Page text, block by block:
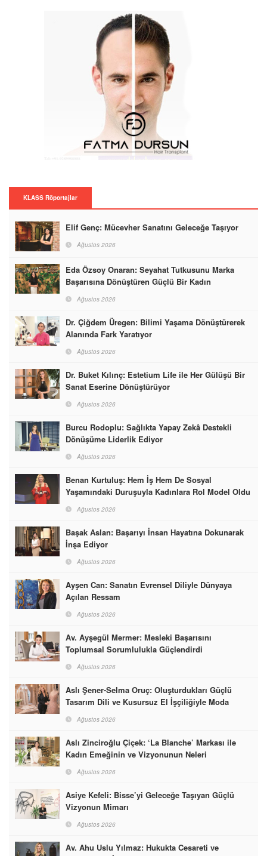
KLASS Röportajlar
Elif Genç: Mücevher Sanatını Geleceğe Taşıyor
Ağustos 2026
Eda Özsoy Onaran: Seyahat Tutkusunu Marka
Başarısına Dönüştüren Güçlü Bir Kadın
Ağustos 2026
Dr. Çiğdem Üregen: Bilimi Yaşama Dönüştürerek
Alanında Fark Yaratıyor
Ağustos 2026
Dr. Buket Kılınç: Estetium Life ile Her Gülüşü Bir
Sanat Eserine Dönüştürüyor
Ağustos 2026
Burcu Rodoplu: Sağlıkta Yapay Zekâ Destekli
Dönüşüme Liderlik Ediyor
Ağustos 2026
Benan Kurtuluş: Hem İş Hem De Sosyal
Yaşamındaki Duruşuyla Kadınlara Rol Model Oldu
Ağustos 2026
Başak Aslan: Başarıyı İnsan Hayatına Dokunarak
İnşa Ediyor
Ağustos 2026
Ayşen Can: Sanatın Evrensel Diliyle Dünyaya
Açılan Ressam
Ağustos 2026
Av. Ayşegül Mermer: Mesleki Başarısını
Toplumsal Sorumlulukla Güçlendirdi
Ağustos 2026
Aslı Şener-Selma Oruç: Oluşturdukları Güçlü
Tasarım Dili ve Kusursuz El İşçiliğiyle Moda
Dünyasına İmzalarını Attılar
Ağustos 2026
Aslı Zinciroğlu Çiçek: ‘La Blanche’ Markası ile
Kadın Emeğinin ve Vizyonunun Neleri
Başarabileceğinin En Güzel Örneğini Sunuyor
Ağustos 2026
Asiye Kefeli: Bisse’yi Geleceğe Taşıyan Güçlü
Vizyonun Mimarı
Ağustos 2026
Av. Ahu Uslu Yılmaz: Hukukta Cesareti ve